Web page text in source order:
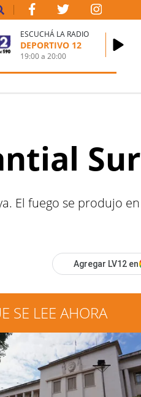
ESCUCHÁ LA RADIO
DEPORTIVO 12
19:00a20:00
Sur
El fuego se produjo en
Agregar LV12 en
SE LEE AHORA